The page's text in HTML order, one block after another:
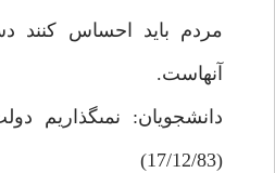
مردم بايد احساس كنند
آنهاست.
دانشجويان: نمى‏گذاريم
(17/12/83)